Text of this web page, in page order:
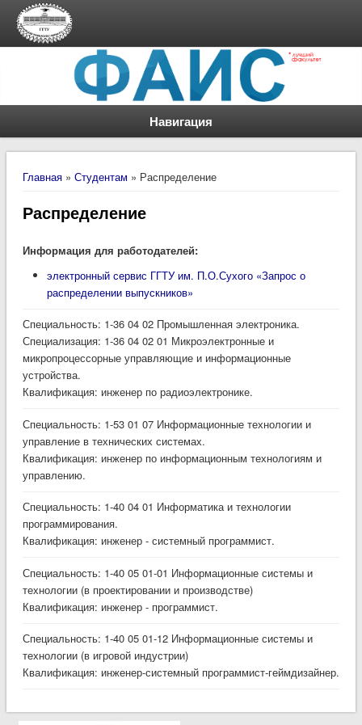
Навигация
Вы здесь
Главная» Студентам » Распределение
Распределение
Информация для работодателей:
электронный сервис ГГТУ им. П.О.Сухого «Запрос о
распределении выпускников»
Специальность: 1-36 04 02 Промышленная электроника.
Специализация: 1-36 04 02 01 Микроэлектронные и
микропроцессорные управляющие и информационные
устройства.
Квалификация: инженер по радиоэлектронике.
Специальность: 1-53 01 07 Информационные технологии и
управление в технических системах.
Квалификация: инженер по информационным технологиям и
управлению.
Специальность: 1-40 04 01 Информатика и технологии
программирования.
Квалификация: инженер - системный программист.
Специальность: 1-40 05 01-01 Информационные системы и
технологии (в проектировании и производстве)
Квалификация: инженер - программист.
Специальность: 1-40 05 01-12 Информационные системы и
технологии (в игровой индустрии)
Квалификация: инженер-системный программист-геймдизайнер.